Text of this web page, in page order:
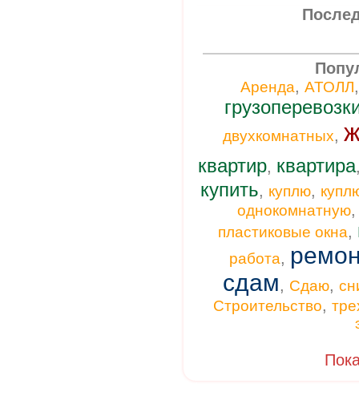
Аренда, АТОЛЛ
двухкомнатных,
квартир, квартира
купить, куплю,
однокомнатную
пластиковые окна,
работа,
сдам, Сдаю,
Строительство,